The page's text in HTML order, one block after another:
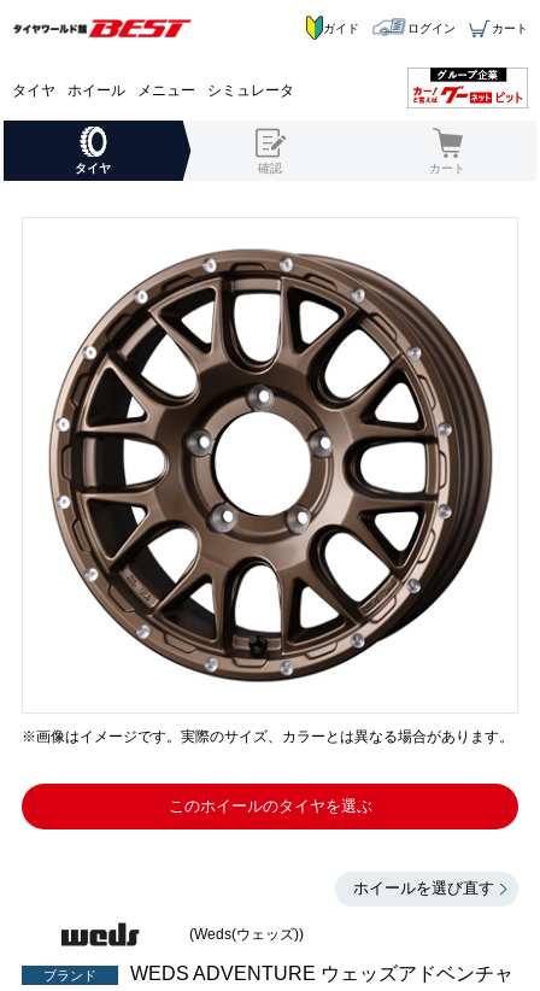
タイヤ ホイール メニュー シミュレータ
ガイド ログイン カート
タイヤ 確認 カート
※画像はイメージです。実際のサイズ、カラーとは異なる場合があります。
このホイールのタイヤを選ぶ
ホイールを選び直す
(Weds(ウェッズ))
ブランド
WEDS ADVENTURE ウェッズアドベンチャ